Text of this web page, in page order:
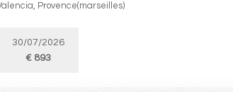
Provence(marseilles)
30/07/2026
€ 893